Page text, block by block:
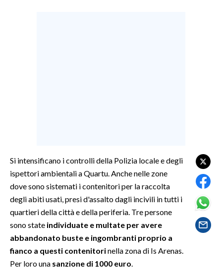
SALUTE
SARDEGNA TURISMO
SARDI NEL MONDO
NOTIZIE
EVENTI
Si intensificano i controlli della Polizia locale e degli
ispettori ambientali a Quartu. Anche nelle zone
dove sono sistemati i contenitori per la raccolta
degli abiti usati, presi d'assalto dagli incivili in tutti i
quartieri della città e della periferia. Tre persone
sono state individuate e multate per avere
abbandonato buste e ingombranti proprio a
fianco a questi contenitorinella zona di Is Arenas.
Per loro una sanzione di 1000 euro